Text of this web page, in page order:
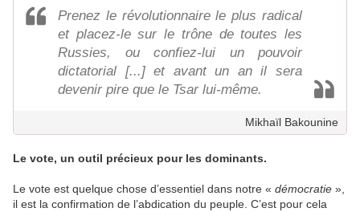
Prenez le révolutionnaire le plus radical
et placez-le sur le trône de toutes les
Russies, ou confiez-lui un pouvoir
dictatorial [...] et avant un an il sera
devenir pire que le Tsar lui-même.
Mikhaïl Bakounine
Le vote, un outil précieux pour les dominants.
Le vote est quelque chose d’essentiel dans notre « démocratie »,
il est la confirmation de l’abdication du peuple. C’est pour cela